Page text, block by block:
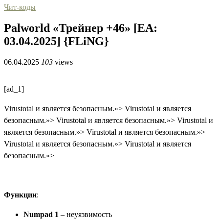
Чит-коды
Palworld «Трейнер +46» [EA:
03.04.2025] {FLiNG}
06.04.2025 103 views
[ad_1]
Virustotal и является безопасным.»> Virustotal и является
безопасным.»> Virustotal и является безопасным.»> Virustotal и
является безопасным.»> Virustotal и является безопасным.»>
Virustotal и является безопасным.»> Virustotal и является
безопасным.»>
Функции:
Numpad 1 – неуязвимость